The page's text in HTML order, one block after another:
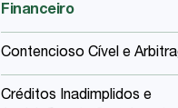
Financeiro
Contencioso Cível e
Créditos Inadimplidos e